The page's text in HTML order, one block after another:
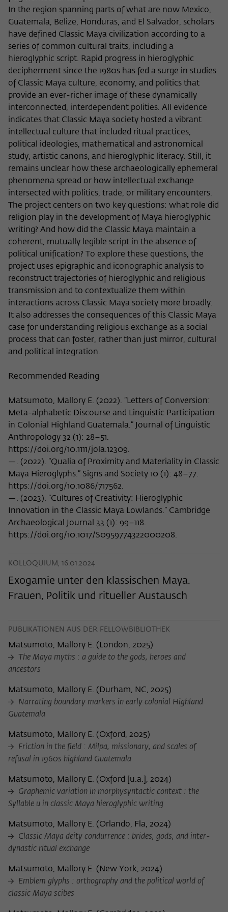
In the region spanning parts of what are now Mexico,
Guatemala, Belize, Honduras, and El Salvador, scholars
have defined Classic Maya civilization according to a
series of common cultural traits, including a
hieroglyphic script. Rapid progress in hieroglyphic
decipherment since the 1980s has fed a surge in studies
of Classic Maya culture, economy, and politics that
provide an ever-richer image of these dynamically
interconnected, interdependent polities. All evidence
indicates that Classic Maya society hosted a vibrant
intellectual culture that included ritual practices,
political ideologies, mathematical and astronomical
study, artistic canons, and hieroglyphic literacy. Still, it
remains unclear how these archaeologically ephemeral
phenomena spread or how intellectual exchange
intersected with politics, trade, or military encounters.
The project centers on two key questions: what role did
religion play in the development of Maya hieroglyphic
writing? And how did the Classic Maya maintain a
coherent, mutually legible script in the absence of
political unification? To explore these questions, the
project uses epigraphic and iconographic analysis to
reconstruct trajectories of hieroglyphic and religious
transmission and to contextualize them within
interactions across Classic Maya society more broadly.
It also addresses the consequences of this Classic Maya
case for understanding religious exchange as a social
process that can foster, rather than just mirror, cultural
and political integration.
Recommended Reading
Matsumoto, Mallory E. (2022). “Letters of Conversion:
Meta-alphabetic Discourse and Linguistic Participation
in Colonial Highland Guatemala.” Journal of Linguistic
Anthropology 32 (1): 28–51.
https://doi.org/10.1111/jola.12309.
—. (2022). “Qualia of Proximity and Materiality in Classic
Maya Hieroglyphs.” Signs and Society 10 (1): 48–77.
https://doi.org/10.1086/717562.
—. (2023). “Cultures of Creativity: Hieroglyphic
Innovation in the Classic Maya Lowlands.” Cambridge
Archaeological Journal 33 (1): 99–118.
https://doi.org/10.1017/S0959774322000208.
KOLLOQUIUM, 16.01.2024
Exogamie unter den klassischen Maya.
Frauen, Politik und ritueller Austausch
PUBLIKATIONEN AUS DER FELLOWBIBLIOTHEK
Matsumoto, Mallory E. ( London, 2025)
The Maya myths : a guide to the gods, heroes and
ancestors
Matsumoto, Mallory E. ( Durham, NC, 2025)
Narrating boundary markers in early colonial Highland
Guatemala
Matsumoto, Mallory E. (Oxford, 2025)
Friction in the field : Milpa, missionary, and scales of
refusal in 1960s highland Guatemala
Matsumoto, Mallory E. (Oxford [u.a.], 2024)
Graphemic variation in morphysyntactic context : the
Syllable u in classic Maya hieroglyphic writing
Matsumoto, Mallory E. (Orlando, Fla, 2024)
Classic Maya deity condurrence : brides, gods, and inter-
dynastic ritual exchange
Matsumoto, Mallory E. ( New York, 2024)
Emblem glyphs : orthography and the political world of
classic Maya scibes
Zweck
der/die Besucher:in durch eine Verlinkung
auf wiko-berlin.de weitergeleitet wurde.
Name
Anbieter Matomo
Laufzeit 30 Minuten
Zweck
Dieses kurzlebige Cookie wird dazu
verwendet, vorübergehend Daten über
den aktuellen Aufenthalt des Besuchs auf
der Webseite des Wissenschaftskollegs
zu speichern.
können